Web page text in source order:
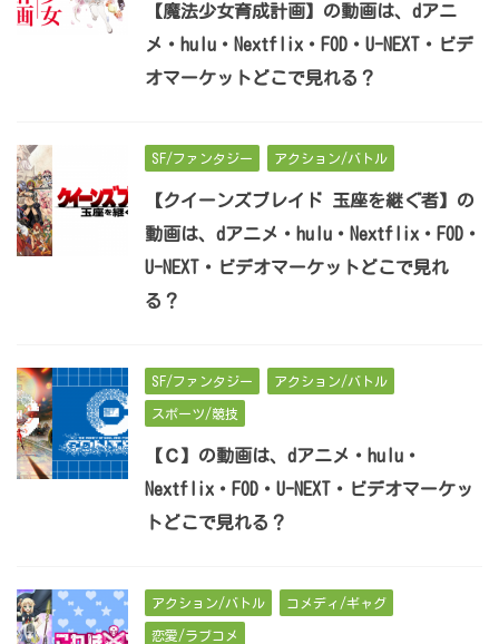
【魔法少女育成計画】の動画は、dアニ
メ・hulu・Nextflix・FOD・U-NEXT・ビデ
オマーケットどこで見れる？
SF/ファンタジー アクション/バトル
【クイーンズブレイド 玉座を継ぐ者】の
動画は、dアニメ・hulu・Nextflix・FOD・
U-NEXT・ビデオマーケットどこで見れ
る？
SF/ファンタジー アクション/バトル
スポーツ/競技
【Ｃ】の動画は、dアニメ・hulu・
Nextflix・FOD・U-NEXT・ビデオマーケッ
トどこで見れる？
アクション/バトル コメディ/ギャグ
恋愛/ラブコメ